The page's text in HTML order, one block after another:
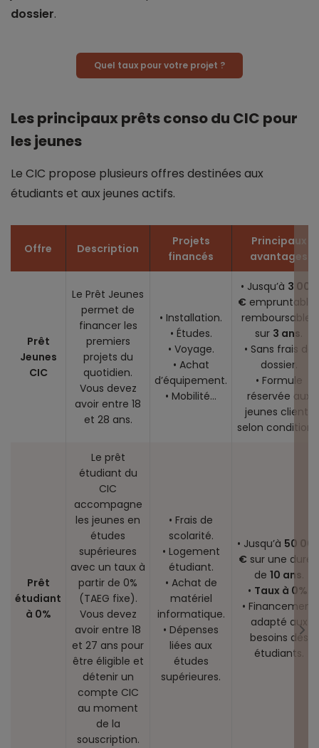
dossier.
Quel taux pour votre projet ?
Les principaux prêts conso du CIC pour
les jeunes
Le CIC propose plusieurs offres destinées aux
étudiants et aux jeunes actifs.
Offre Description
Projets
financés
Principaux
avantages
Prêt
Jeunes
CIC
Le Prêt Jeunes
permet de
financer les
premiers
projets du
quotidien.
Vous devez
avoir entre 18
et 28 ans.
• Installation.
• Études.
• Voyage.
• Achat
d’équipement.
• Mobilité...
• Jusqu’à 3 000
€ empruntables
remboursables
sur 3 ans
• Sans frais de
dossier.
• Formule
réservée aux
jeunes clients
selon
Prêt
étudiant
à 0%
Le prêt
étudiant du
CIC
accompagne
les jeunes en
études
supérieures
avec un taux à
partir de 0%
(TAEG fixe).
Vous devez
avoir entre 18
et 27 ans pour
être éligible et
détenir un
compte CIC
au moment
de la
souscription.
• Frais de
scolarité.
• Logement
étudiant.
• Achat de
matériel
informatique.
• Dépenses
liées aux
études
supérieures.
• Jusqu’à 50
€ sur une durée
de 10 ans
• Taux à 0%
• Financement
adapté aux
besoins des
étudiants.